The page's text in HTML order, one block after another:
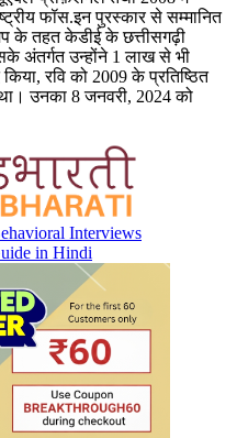
फॉस.इन पुरस्कार से सम्मानित
के तहत केडीई के छत्तीसगढ़ी
अंतर्गत उन्होंने 1 लाख से भी
रवि को 2009 के प्रतिष्ठित
उनका 8 जनवरी, 2024 को